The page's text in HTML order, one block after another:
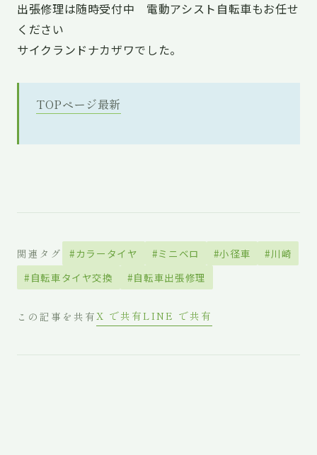
出張修理は随時受付中 電動アシスト自転車もお任せ
ください
サイクランドナカザワでした。
TOPページ最新
関連タグ #カラータイヤ #ミニベロ #小径車
#川崎
#自転車タイヤ交換
#自転車出張修理
この記事を共有X で共有LINE で共有